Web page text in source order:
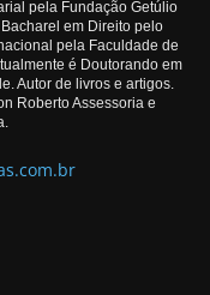
pela Fundação Getúlio
em Direito pelo
pela Faculdade de
é Doutorando em
Autor de livros e artigos.
Roberto Assessoria e